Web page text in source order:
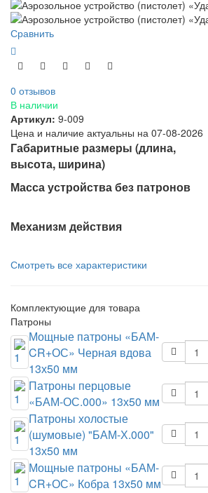
Сравнить
0 отзывов
В наличии
Артикул: 9-009
Цена и наличие актуальны на 07-08-2026
Габаритные размеры (длина,
высота, ширина)
Масса устройства без патронов
Механизм действия
Смотреть все характеристики
Комплектующие для товара
Патроны
Мощные патроны «БАМ-
CR+ОС» Черная вдова
13х50 мм
Патроны перцовые
«БАМ-ОС.000» 13х50 мм
Патроны холостые
(шумовые) "БАМ-Х.000"
13х50 мм
Мощные патроны «БАМ-
CR+ОС» Кобра 13х50 мм